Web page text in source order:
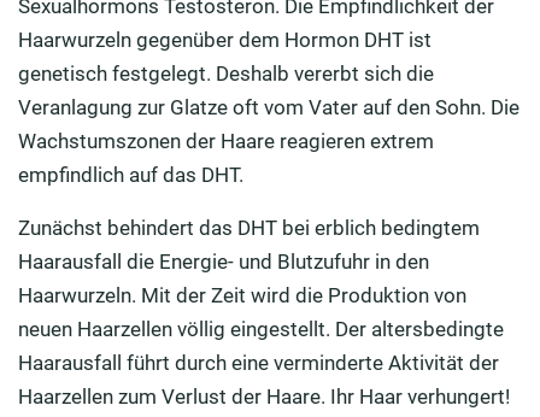
Sexualhormons Testosteron. Die Empfindlichkeit der
Haarwurzeln gegenüber dem Hormon DHT ist
genetisch festgelegt. Deshalb vererbt sich die
Veranlagung zur Glatze oft vom Vater auf den Sohn. Die
Wachstumszonen der Haare reagieren extrem
empfindlich auf das DHT.
Zunächst behindert das DHT bei erblich bedingtem
Haarausfall die Energie- und Blutzufuhr in den
Haarwurzeln. Mit der Zeit wird die Produktion von
neuen Haarzellen völlig eingestellt. Der altersbedingte
Haarausfall führt durch eine verminderte Aktivität der
Haarzellen zum Verlust der Haare. Ihr Haar verhungert!